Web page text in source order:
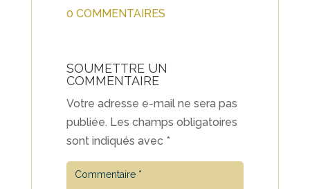
0 COMMENTAIRES
SOUMETTRE UN
COMMENTAIRE
Votre adresse e-mail ne sera pas
publiée. Les champs obligatoires
sont indiqués avec *